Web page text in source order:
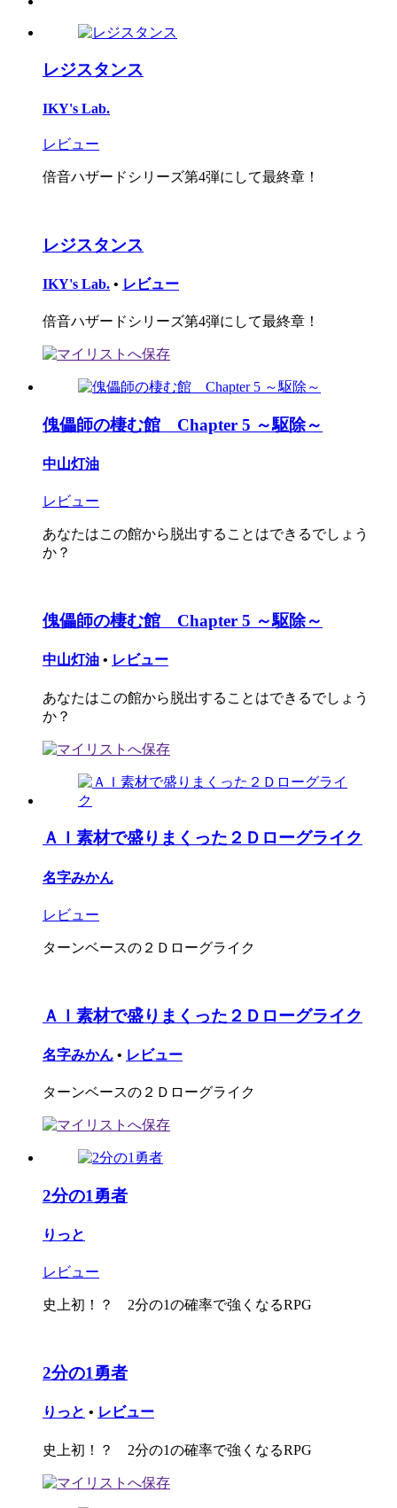
レジスタンス
IKY's Lab.
レビュー
倍音ハザードシリーズ第4弾にして最終章！
レジスタンス
IKY's Lab. • レビュー
倍音ハザードシリーズ第4弾にして最終章！
傀儡師の棲む館 Chapter 5 ～駆除～
中山灯油
レビュー
あなたはこの館から脱出することはできるでしょう
か？
傀儡師の棲む館 Chapter 5 ～駆除～
中山灯油 • レビュー
あなたはこの館から脱出することはできるでしょう
か？
ＡＩ素材で盛りまくった２Ｄローグライク
名字みかん
レビュー
ターンベースの２Ｄローグライク
ＡＩ素材で盛りまくった２Ｄローグライク
名字みかん • レビュー
ターンベースの２Ｄローグライク
2分の1勇者
りっと
レビュー
史上初！？ 2分の1の確率で強くなるRPG
2分の1勇者
りっと • レビュー
史上初！？ 2分の1の確率で強くなるRPG